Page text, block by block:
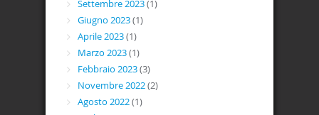
Settembre 2023(1)
Giugno 2023(1)
Aprile 2023(1)
Marzo 2023(1)
Febbraio 2023(3)
Novembre 2022(2)
Agosto 2022(1)